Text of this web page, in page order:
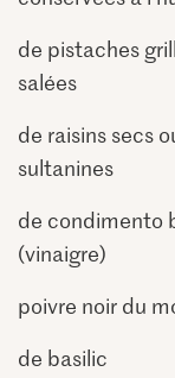
de pistaches
salées
de raisins secs
sultanines
de condimento
(vinaigre)
poivre noir du
de basilic